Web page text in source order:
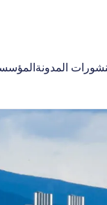
المدونة